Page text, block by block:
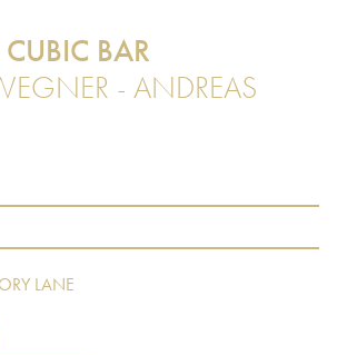
BAR
- ANDREAS
LANE